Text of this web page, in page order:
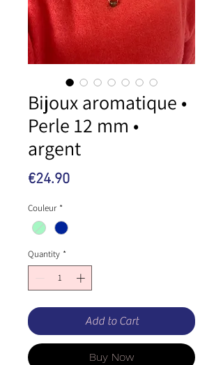
Bijoux aromatique •
Perle 12 mm •
argent
€24.90Price
Couleur *
Quantity *
Add to Cart
Buy Now